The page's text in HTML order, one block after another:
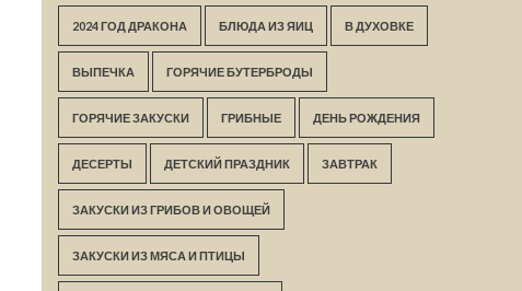
2024 ГОД ДРАКОНА БЛЮДА ИЗ ЯИЦ В ДУХОВКЕ
ВЫПЕЧКА ГОРЯЧИЕ БУТЕРБРОДЫ
ГОРЯЧИЕ ЗАКУСКИ ГРИБНЫЕ ДЕНЬ РОЖДЕНИЯ
ДЕСЕРТЫ ДЕТСКИЙ ПРАЗДНИК ЗАВТРАК
ЗАКУСКИ ИЗ ГРИБОВ И ОВОЩЕЙ
ЗАКУСКИ ИЗ МЯСА И ПТИЦЫ